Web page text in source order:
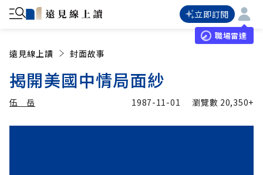
立即訂閱
職場雷達
遠見線上讀 封面故事
揭開美國中情局面紗
伍 岳 1987-11-01 瀏覽數 20,350+